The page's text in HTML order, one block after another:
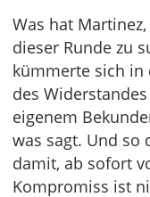
Was hat
dieser Runde zu
kümmerte sich in
des
eigenem
was sagt. Und so
damit, ab sofort
Kompromiss ist